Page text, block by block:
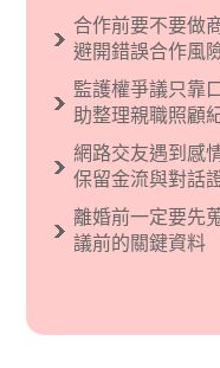
現了男性沙文…
合作前要不要做
避開錯誤合作風
監護權爭議只靠
助整理親職照顧
網路交友遇到感
保留金流與對話
離婚前一定要先
議前的關鍵資料